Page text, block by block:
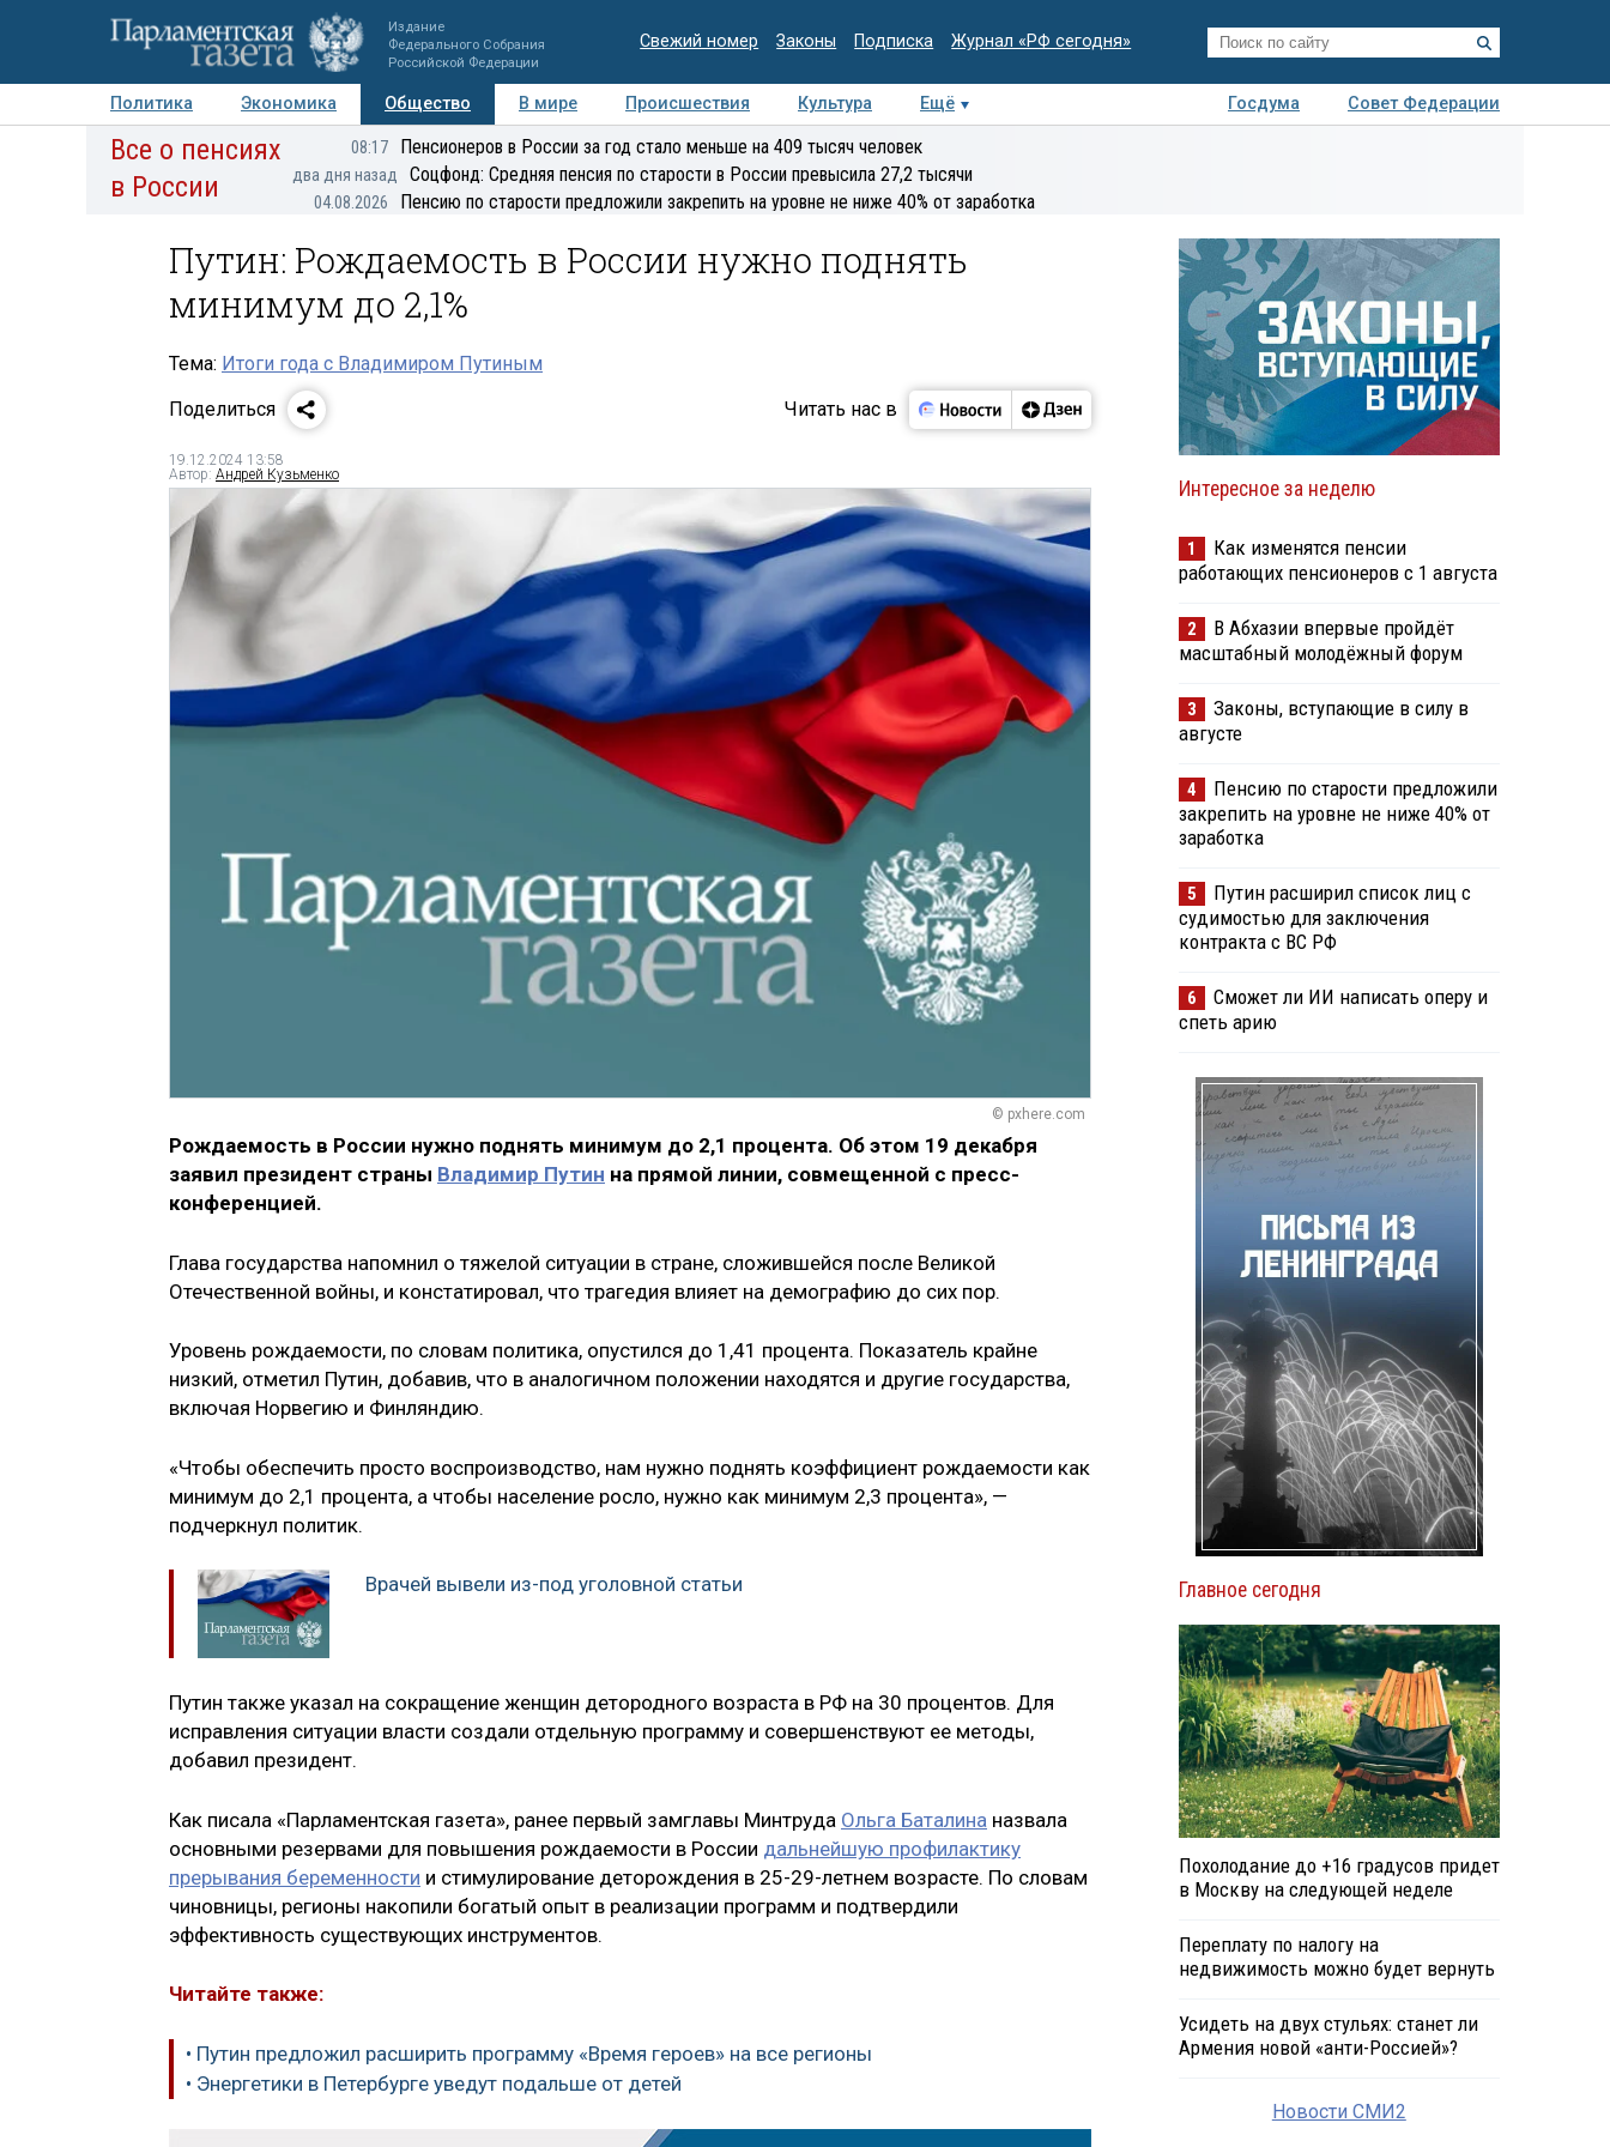
Издание
Федерального Собрания
Российской Федерации
Свежий номер Законы Подписка Журнал «РФ сегодня»
Политика Экономика Общество В мире Происшествия Культура Ещё Госдума
Совет Федерации
Авторы Персоны Мнения Регионы Медиацентр Интервью Колумнисты
Все о пенсиях
в России
08:17 Пенсионеров в России за год стало меньше на 409 тысяч человек
два дня назад Соцфонд: Средняя пенсия по старости в России превысила 27,2 тысячи
04.08.2026 Пенсию по старости предложили закрепить на уровне не ниже 40% от заработка
Путин: Рождаемость в России нужно поднять
минимум до 2,1%
Тема: Итоги года с Владимиром Путиным
Поделиться
Читать нас в
19.12.2024 13:58
Автор: Андрей Кузьменко
© pxhere.com
Рождаемость в России нужно поднять минимум до 2,1 процента. Об этом 19 декабря
заявил президент страны Владимир Путин на прямой линии, совмещенной с пресс-
конференцией.
Глава государства напомнил о тяжелой ситуации в стране, сложившейся после Великой
Отечественной войны, и констатировал, что трагедия влияет на демографию до сих пор.
Уровень рождаемости, по словам политика, опустился до 1,41 процента. Показатель крайне
низкий, отметил Путин, добавив, что в аналогичном положении находятся и другие государства,
включая Норвегию и Финляндию.
«Чтобы обеспечить просто воспроизводство, нам нужно поднять коэффициент рождаемости как
минимум до 2,1 процента, а чтобы население росло, нужно как минимум 2,3 процента», —
подчеркнул политик.
Врачей вывели из-под уголовной статьи
Путин также указал на сокращение женщин детородного возраста в РФ на 30 процентов. Для
исправления ситуации власти создали отдельную программу и совершенствуют ее методы,
добавил президент.
Как писала «Парламентская газета», ранее первый замглавы Минтруда Ольга Баталина назвала
основными резервами для повышения рождаемости в России дальнейшую профилактику
прерывания беременности и стимулирование деторождения в 25-29-летнем возрасте. По словам
чиновницы, регионы накопили богатый опыт в реализации программ и подтвердили
эффективность существующих инструментов.
Читайте также:
• Путин предложил расширить программу «Время героев» на все регионы
• Энергетики в Петербурге уведут подальше от детей
Интересное за неделю
1
Как изменятся пенсии
работающих пенсионеров с 1 августа
2
В Абхазии впервые пройдёт
масштабный молодёжный форум
3
Законы, вступающие в силу в
августе
4
Пенсию по старости предложили
закрепить на уровне не ниже 40% от
заработка
5
Путин расширил список лиц с
судимостью для заключения
контракта с ВС РФ
6
Сможет ли ИИ написать оперу и
спеть арию
Главное сегодня
Похолодание до +16 градусов придет
в Москву на следующей неделе
Переплату по налогу на
недвижимость можно будет вернуть
Усидеть на двух стульях: станет ли
Армения новой «анти-Россией»?
Новости СМИ2